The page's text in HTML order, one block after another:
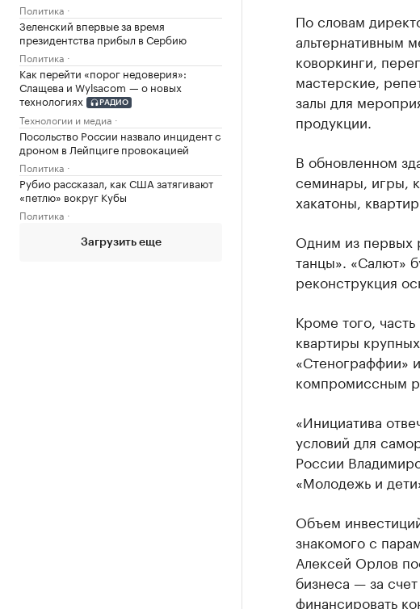
Политика
Зеленский впервые за время
президентства прибыл в Сербию
Политика
Как перейти «порог недоверия»:
Слащева и Wylsacom — о новых
технологиях
РАДИО
Технологии и медиа
Посольство России назвало инцидент с
дроном в Лейпциге провокацией
Политика
Рубио рассказал, как США затягивают
«петлю» вокруг Кубы
Политика
Загрузить еще
По словам
альтернативным
коворкинги,
мастерские,
залы для
продукции.
В обновленном
семинары, игры,
хакатоны,
Одним из первых
танцы». «Салют»
реконструкция
Кроме того,
квартиры
«Стенограффии»
компромиссным
«Инициатива
условий для
России
«Молодежь и
Объем
знакомого с
Алексей Орлов
бизнеса — за
финансировать